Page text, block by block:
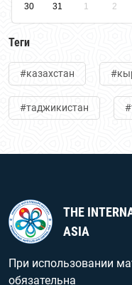
30 31 1 2
Теги
#казахстан
#таджикистан
THE
ASIA
При использовании
обязательна